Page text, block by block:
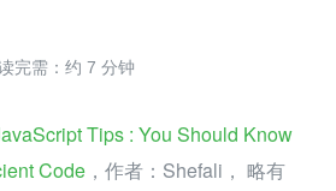
完需：约 7 分钟
Tips : You Should Know
Code ，作者：Shefali， 略有